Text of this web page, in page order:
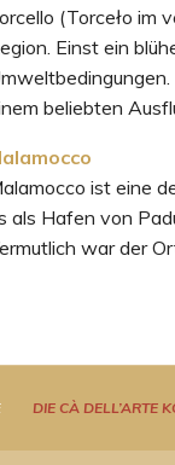
(Torceło im
Einst ein
beliebten
ist eine
als Hafen von
war der
DIE CÀ DELL’ARTE